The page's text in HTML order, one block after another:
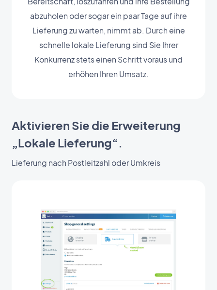
abzuholen oder sogar ein paar Tage auf ihre
Lieferung zu warten, nimmt ab. Durch eine
schnelle lokale Lieferung sind Sie Ihrer
Konkurrenz stets einen Schritt voraus und
erhöhen Ihren Umsatz.
Aktivieren Sie die Erweiterung
„Lokale Lieferung“.
Lieferung nach Postleitzahl oder Umkreis